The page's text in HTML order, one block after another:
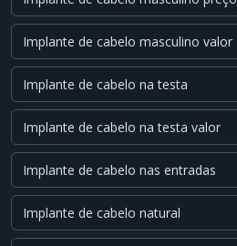
Implante de cabelo masculino valor
Implante de cabelo na testa
Implante de cabelo na testa valor
Implante de cabelo nas entradas
Implante de cabelo natural